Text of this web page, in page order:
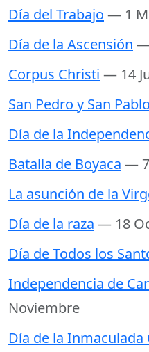
Día del Trabajo — 1
Día de la Ascensión —
Corpus Christi — 14
San Pedro y San Pablo
Día de la
Batalla de Boyaca —
La asunción de la
Día de la raza — 18
Día de Todos los
Independencia de
Noviembre
Día de la Inmaculada